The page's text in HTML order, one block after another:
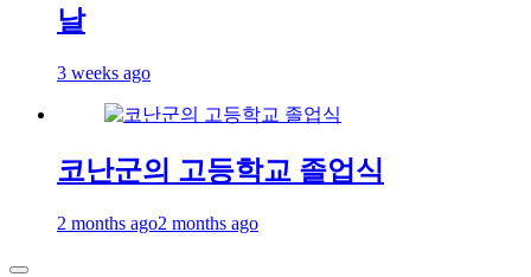
날
3 weeks ago
코난군의 고등학교 졸업식
2 months ago2 months ago